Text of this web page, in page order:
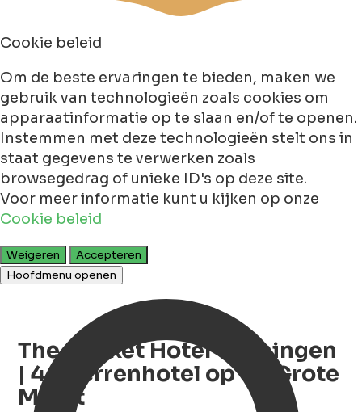
Cookie beleid
Om de beste ervaringen te bieden, maken we
gebruik van technologieën zoals cookies om
apparaatinformatie op te slaan en/of te openen.
Instemmen met deze technologieën stelt ons in
staat gegevens te verwerken zoals
browsegedrag of unieke ID's op deze site.
Voor meer informatie kunt u kijken op onze
Cookie beleid
Weigeren
Accepteren
Hoofdmenu openen
The Market Hotel Groningen
| 4-Sterrenhotel op de Grote
Markt